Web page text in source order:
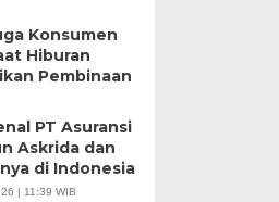
Konsumen
Hiburan
Pembinaan
PT Asuransi
Askrida dan
di Indonesia
| 11:39 WIB